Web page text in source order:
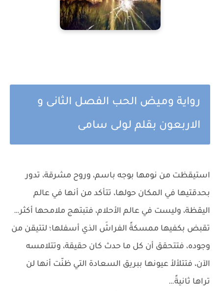
رواية وميض الحب الفصل الثانى و
الاربعون بقلم لولى سامى
استيقظت من نومها بوجه باسم، وروح مشرقة، تدور
بحدقتيها في المكان حولها، تتأكد من أنها في عالم
اليقظة، وليست في عالم الأحلام، فتبتهج ملامحها أكثر…
تقبض بكفيها ممسكةً الفراشَ الذي أسفلها؛ لتتيقن من
وجوده، فتتحقق أن كل ما حدث كان حقيقة، وتتلامسه
الآن، فتتلألأ عيونها ببريق السعادة التي ظنّت أنها لن
تراها ثانيةً…